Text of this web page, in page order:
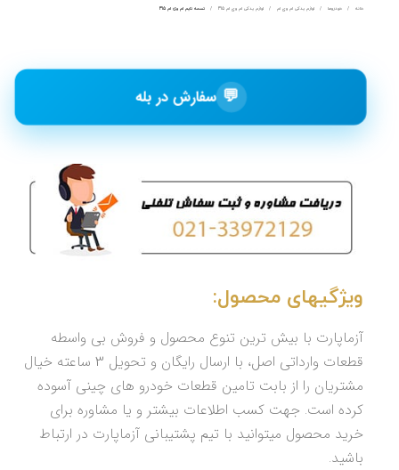
خانه خودروها لوازم یدکی ام وی ام لوازم یدکی ام وی ام 315 تسمه تایم ام وی ام 315
💬 سفارش در بله
ویژگیهای محصول:
آزماپارت با بیش ترین تنوع محصول و فروش بی واسطه
قطعات وارداتی اصل، با ارسال رایگان و تحویل 3 ساعته خیال
مشتریان را از بابت تامین قطعات خودرو های چینی آسوده
کرده است. جهت کسب اطلاعات بیشتر و یا مشاوره برای
خرید محصول میتوانید با تیم پشتیبانی آزماپارت در ارتباط
باشید.